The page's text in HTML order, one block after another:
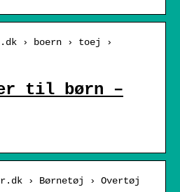
› boern › toej ›
til børn –
› Børnetøj › Overtøj